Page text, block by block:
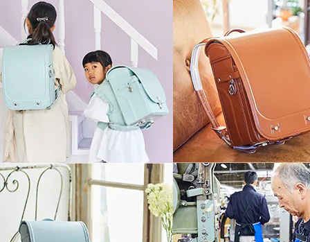
金具にはアンティークゴールドを採
丸みを帯びたやわらかな曲線のデザ
持つシンプルな機能美は革の美しさ